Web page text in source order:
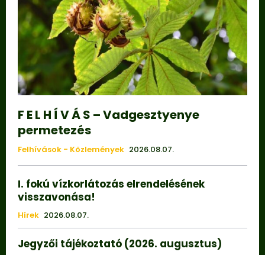
F E L H Í V Á S – Vadgesztyenye
permetezés
Felhívások - Közlemények 2026.08.07.
I. fokú vízkorlátozás elrendelésének
visszavonása!
Hírek 2026.08.07.
Jegyzői tájékoztató (2026. augusztus)